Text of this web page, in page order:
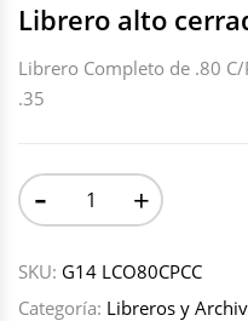
Librero alto
Librero Completo de .80
.35
- +
SKU: G14 LCO80CPCC
Categoría: Libreros y